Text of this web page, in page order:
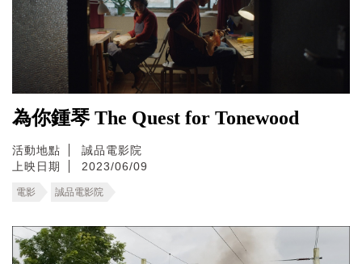
為你鍾琴 The Quest for Tonewood
活動地點
誠品電影院
上映日期
2023/06/09
電影 誠品電影院